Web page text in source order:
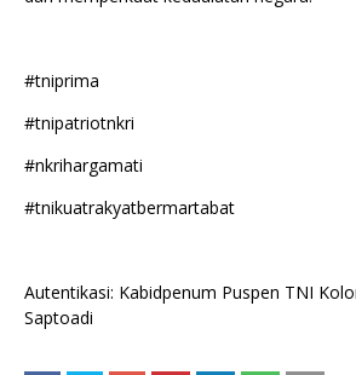
#tniprima
#tnipatriotnkri
#nkrihargamati
#tnikuatrakyatbermartabat
Autentikasi: Kabidpenum Puspen TNI
Saptoadi